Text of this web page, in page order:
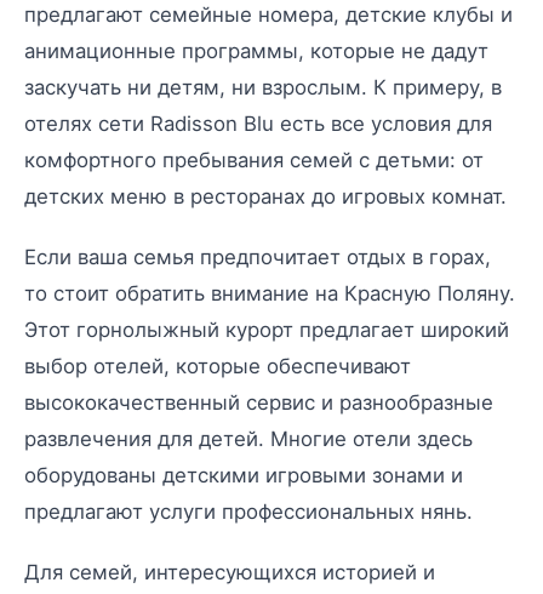
предлагают семейные номера, детские клубы и
анимационные программы, которые не дадут
заскучать ни детям, ни взрослым. К примеру, в
отелях сети Radisson Blu есть все условия для
комфортного пребывания семей с детьми: от
детских меню в ресторанах до игровых комнат.
Если ваша семья предпочитает отдых в горах,
то стоит обратить внимание на Красную Поляну.
Этот горнолыжный курорт предлагает широкий
выбор отелей, которые обеспечивают
высококачественный сервис и разнообразные
развлечения для детей. Многие отели здесь
оборудованы детскими игровыми зонами и
предлагают услуги профессиональных нянь.
Для семей, интересующихся историей и